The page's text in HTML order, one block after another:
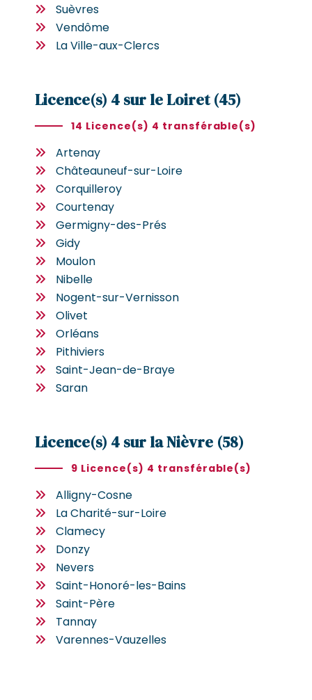
Suèvres
Vendôme
La Ville-aux-Clercs
Licence(s) 4 sur le Loiret (45)
14 Licence(s) 4 transférable(s)
Artenay
Châteauneuf-sur-Loire
Corquilleroy
Courtenay
Germigny-des-Prés
Gidy
Moulon
Nibelle
Nogent-sur-Vernisson
Olivet
Orléans
Pithiviers
Saint-Jean-de-Braye
Saran
Licence(s) 4 sur la Nièvre (58)
9 Licence(s) 4 transférable(s)
Alligny-Cosne
La Charité-sur-Loire
Clamecy
Donzy
Nevers
Saint-Honoré-les-Bains
Saint-Père
Tannay
Varennes-Vauzelles